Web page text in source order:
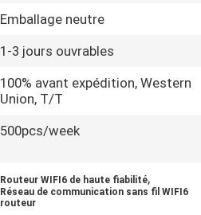
Emballage neutre
1-3 jours ouvrables
100% avant expédition, Western
Union, T/T
500pcs/week
Routeur WIFI6 de haute fiabilité,
Réseau de communication sans fil WIFI6
routeur